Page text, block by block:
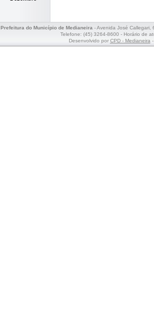
Prefeitura do Município de Medianeira- Avenida José Callegari,
Telefone: (45) 3264-8600 - Horário de
Desenvolvido por CPD - Medianeira-